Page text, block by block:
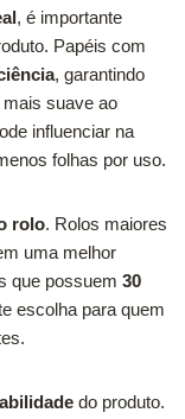
, é importante
Papéis com
, garantindo
suave ao
influenciar na
folhas por uso.
rolo. Rolos maiores
uma melhor
que possuem 30
escolha para quem
do produto.